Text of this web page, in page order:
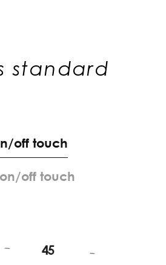
standard
n/off touch
on/off touch